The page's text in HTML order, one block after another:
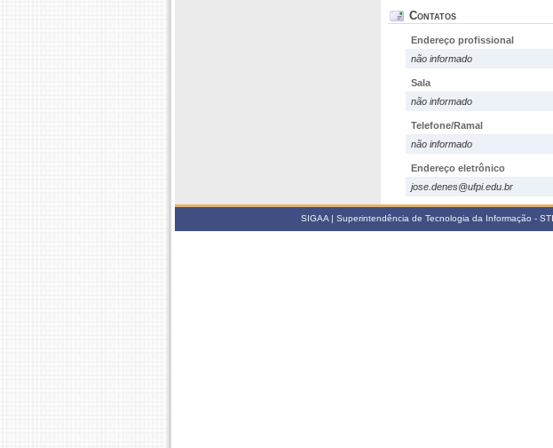
Contatos
Endereço profissional
não informado
Sala
não informado
Telefone/Ramal
não informado
Endereço eletrônico
jose.denes@ufpi.edu.br
SIGAA | Superintendência de Tecnologia da Informação -